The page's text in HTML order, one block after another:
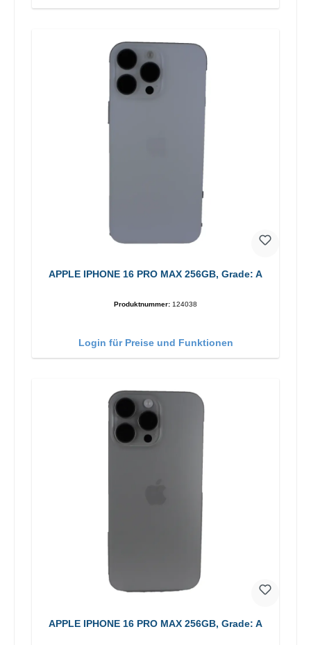
APPLE IPHONE 16 PRO MAX 256GB, Grade: A
Produktnummer: 124038
Login für Preise und Funktionen
APPLE IPHONE 16 PRO MAX 256GB, Grade: A